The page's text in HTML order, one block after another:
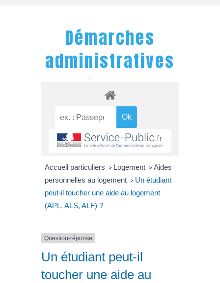
Démarches
administratives
Accueil particuliers > Logement > Aides
personnelles au logement > Un étudiant
peut-il toucher une aide au logement
(APL, ALS, ALF) ?
Question-réponse
Un étudiant peut-il
toucher une aide au